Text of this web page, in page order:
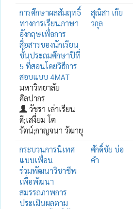
การศึกษาผลสัมฤทธิ์
ทางการเรียนภาษา
อังกฤษเพื่อการ
สื่อสารของนักเรียน
ชั้นประถมศึกษาปีที่
5 ที่สอนโดยวิธีการ
สอบแบบ 4MAT
มหาวิทยาลัย
ศิลปากร
วัชรา เล่าเรียน
ดี;เสงี่ยม โต
รัตน์;กาญจนา วัฒายุ
สุณิสา เกีย
วกุล
กระบวนการนิเทศ
แบบเพื่อน
ร่วมพัฒนาวิชาชีพ
เพื่อพัฒนา
สมรรถภาพการ
ประเมินผลตาม
ศักดิ์ชัย บ่อ
คำ